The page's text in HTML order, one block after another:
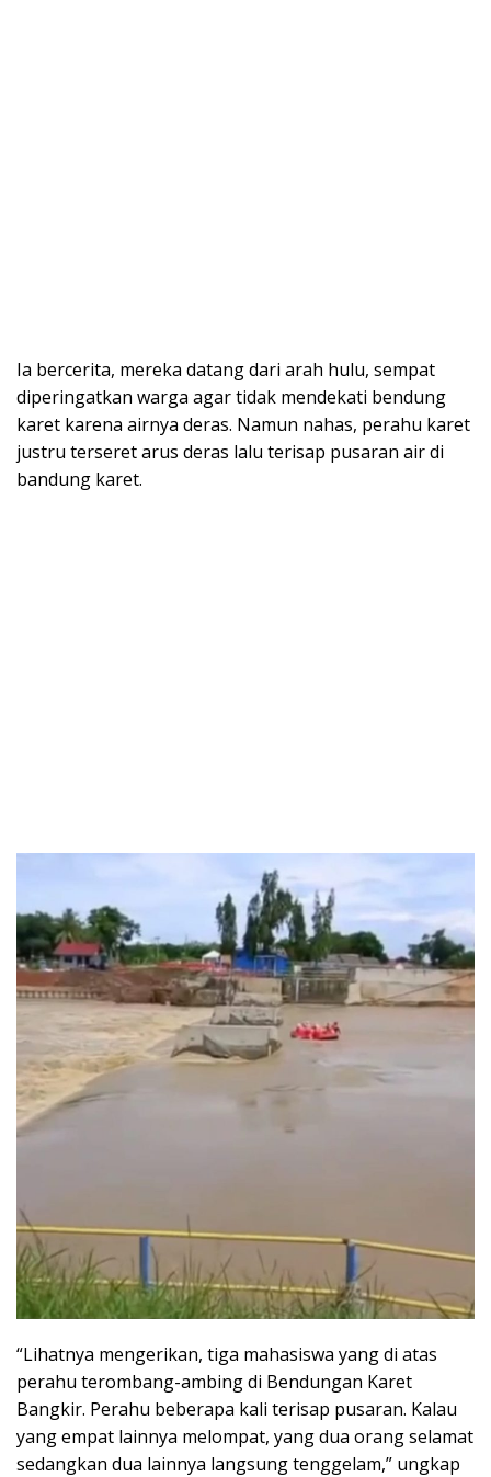
Ia bercerita, mereka datang dari arah hulu, sempat
diperingatkan warga agar tidak mendekati bendung
karet karena airnya deras. Namun nahas, perahu karet
justru terseret arus deras lalu terisap pusaran air di
bandung karet.
“Lihatnya mengerikan, tiga mahasiswa yang di atas
perahu terombang-ambing di Bendungan Karet
Bangkir. Perahu beberapa kali terisap pusaran. Kalau
yang empat lainnya melompat, yang dua orang selamat
sedangkan dua lainnya langsung tenggelam,” ungkap